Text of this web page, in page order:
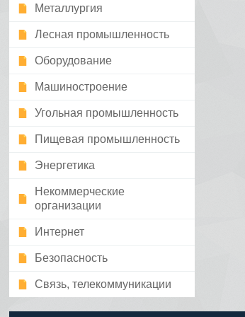
Металлургия
Лесная промышленность
Оборудование
Машиностроение
Угольная промышленность
Пищевая промышленность
Энергетика
Некоммерческие
организации
Интернет
Безопасность
Связь, телекоммуникации